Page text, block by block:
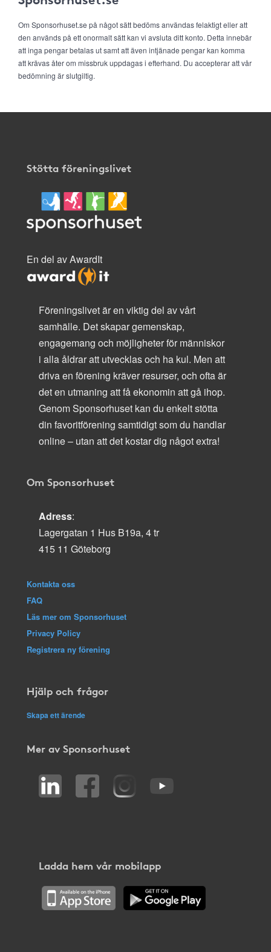
Om Sponsorhuset.se på något sätt bedöms användas felaktigt eller att
den används på ett onormalt sätt kan vi avsluta ditt konto. Detta innebär
att inga pengar betalas ut samt att även intjänade pengar kan komma
att krävas åter om missbruk uppdagas i efterhand. Du accepterar att vår
bedömning är slutgiltig.
Stötta föreningslivet
En del av AwardIt
Föreningslivet är en viktig del av vårt
samhälle. Det skapar gemenskap,
engagemang och möjligheter för människor
i alla åldrar att utvecklas och ha kul. Men att
driva en förening kräver resurser, och ofta är
det en utmaning att få ekonomin att gå ihop.
Genom Sponsorhuset kan du enkelt stötta
din favoritförening samtidigt som du handlar
online – utan att det kostar dig något extra!
Om Sponsorhuset
Adress:
Lagergatan 1 Hus B19a, 4 tr
415 11 Göteborg
Kontakta oss
FAQ
Läs mer om Sponsorhuset
Privacy Policy
Registrera ny förening
Hjälp och frågor
Skapa ett ärende
Mer av Sponsorhuset
Ladda hem vår mobilapp